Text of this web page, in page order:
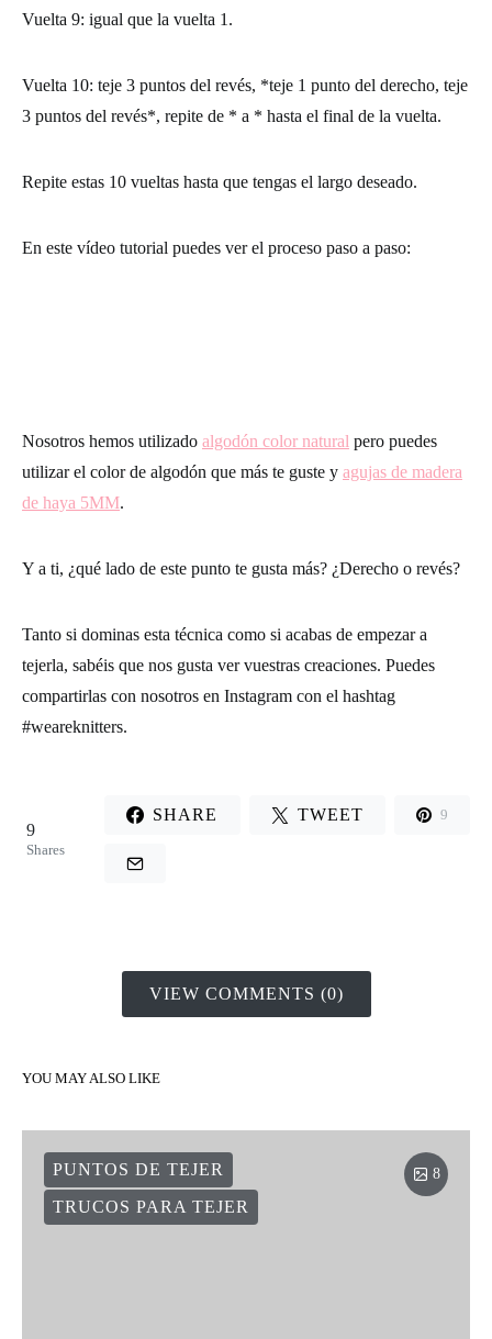
Vuelta 9: igual que la vuelta 1.
Vuelta 10: teje 3 puntos del revés, *teje 1 punto del derecho, teje
3 puntos del revés*, repite de * a * hasta el final de la vuelta.
Repite estas 10 vueltas hasta que tengas el largo deseado.
En este vídeo tutorial puedes ver el proceso paso a paso:
Nosotros hemos utilizado algodón color natural pero puedes
utilizar el color de algodón que más te guste y agujas de madera
de haya 5MM.
Y a ti, ¿qué lado de este punto te gusta más? ¿Derecho o revés?
Tanto si dominas esta técnica como si acabas de empezar a
tejerla, sabéis que nos gusta ver vuestras creaciones. Puedes
compartirlas con nosotros en Instagram con el hashtag
#weareknitters.
9
Shares
SHARE TWEET 9
VIEW COMMENTS (0)
YOU MAY ALSO LIKE
PUNTOS DE TEJER
TRUCOS PARA TEJER
8